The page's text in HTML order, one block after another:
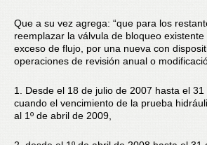
Que a su vez agrega: “que para los
reemplazar la válvula de bloqueo
exceso de flujo, por una nueva con
operaciones de revisión anual o
1. Desde el 18 de julio de 2007 hasta el
cuando el vencimiento de la prueba
al 1º de abril de 2009,